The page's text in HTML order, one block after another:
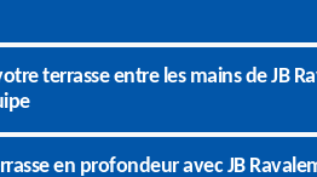
terrasse entre les mains de JB
en profondeur avec JB